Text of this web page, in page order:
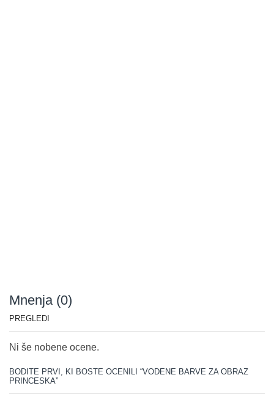
Mnenja (0)
PREGLEDI
Ni še nobene ocene.
BODITE PRVI, KI BOSTE OCENILI “VODENE BARVE ZA OBRAZ
PRINCESKA”